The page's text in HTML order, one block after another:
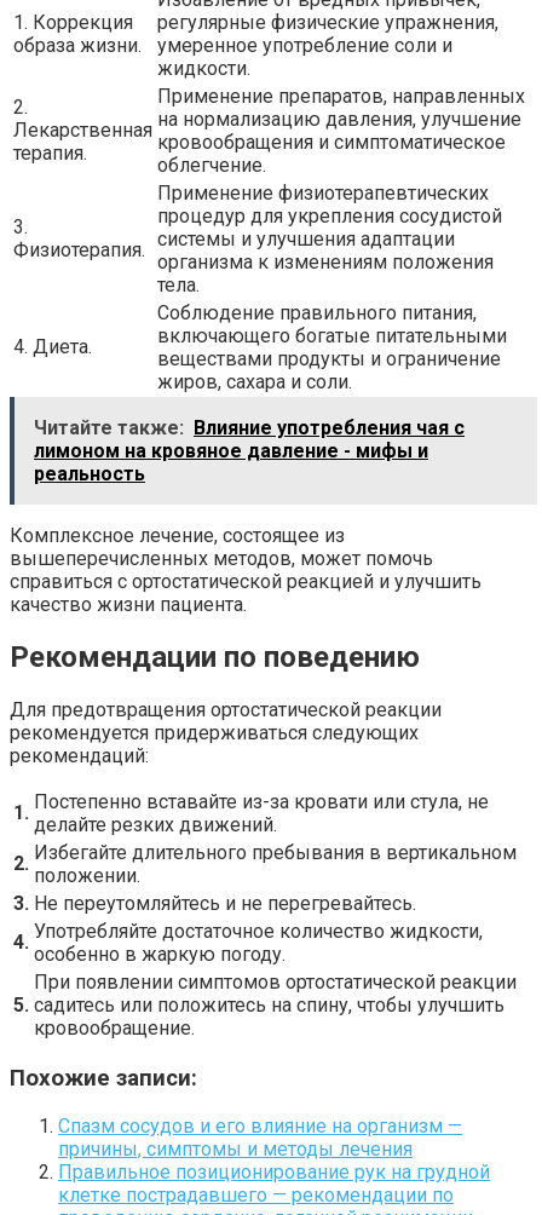
1. Коррекция
образа жизни.
регулярные физические упражнения,
умеренное употребление соли и
жидкости.
2.
Лекарственная
терапия.
Применение препаратов, направленных
на нормализацию давления, улучшение
кровообращения и симптоматическое
облегчение.
3.
Физиотерапия.
Применение физиотерапевтических
процедур для укрепления сосудистой
системы и улучшения адаптации
организма к изменениям положения
тела.
4. Диета.
Соблюдение правильного питания,
включающего богатые питательными
веществами продукты и ограничение
жиров, сахара и соли.
Читайте также: Влияние употребления чая с
лимоном на кровяное давление - мифы и
реальность
Комплексное лечение, состоящее из
вышеперечисленных методов, может помочь
справиться с ортостатической реакцией и улучшить
качество жизни пациента.
Рекомендации по поведению
Для предотвращения ортостатической реакции
рекомендуется придерживаться следующих
рекомендаций:
1. Постепенно вставайте из-за кровати или стула, не
делайте резких движений.
2. Избегайте длительного пребывания в вертикальном
положении.
3. Не переутомляйтесь и не перегревайтесь.
4. Употребляйте достаточное количество жидкости,
особенно в жаркую погоду.
5.
При появлении симптомов ортостатической реакции
садитесь или положитесь на спину, чтобы улучшить
кровообращение.
Похожие записи:
Спазм сосудов и его влияние на организм —
причины, симптомы и методы лечения
Правильное позиционирование рук на грудной
клетке пострадавшего — рекомендации по